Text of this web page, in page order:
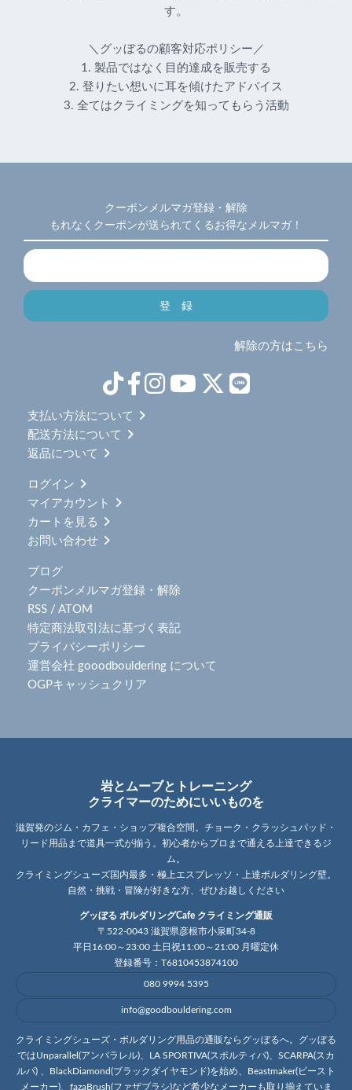
す。
＼グッぼるの顧客対応ポリシー／
1. 製品ではなく目的達成を販売する
2. 登りたい想いに耳を傾けたアドバイス
3. 全てはクライミングを知ってもらう活動
クーポンメルマガ登録・解除
もれなくクーポンが送られてくるお得なメルマガ！
解除の方はこちら
支払い方法について
配送方法について
返品について
ログイン
マイアカウント
カートを見る
お問い合わせ
ブログ
クーポンメルマガ登録・解除
RSS / ATOM
特定商法取引法に基づく表記
プライバシーポリシー
運営会社 gooodbouldering について
OGPキャッシュクリア
岩とムーブとトレーニング
クライマーのためにいいものを
滋賀発のジム・カフェ・ショップ複合空間。チョーク・クラッシュパッド・
リード用品まで道具一式が揃う。初心者からプロまで通える上達できるジ
ム。
クライミングシューズ国内最多・極上エスプレッソ・上達ボルダリング壁。
自然・挑戦・冒険が好きな方、ぜひお越しください
グッぼる ボルダリングCafe クライミング通販
〒522-0043 滋賀県彦根市小泉町34-8
平日16:00～23:00 土日祝11:00～21:00 月曜定休
登録番号：T6810453874100
080 9994 5395
info@goodbouldering.com
クライミングシューズ・ボルダリング用品の通販ならグッぼるへ。グッぼる
ではUnparallel(アンパラレル)、LA SPORTIVA(スポルティバ)、SCARPA(スカ
ルパ) 、BlackDiamond(ブラックダイヤモンド)を始め、Beastmaker(ビースト
メーカー)、fazaBrush(ファザブラシ)など希少なメーカーも取り揃えていま